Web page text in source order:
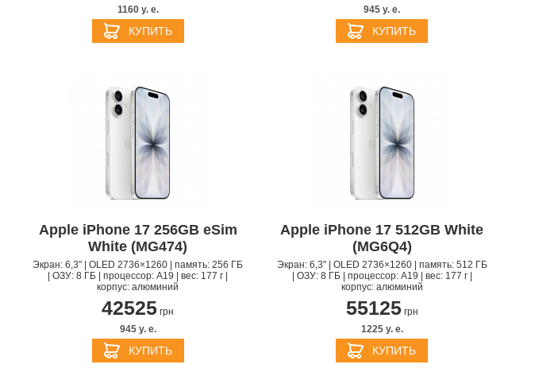
1160 y. e.
КУПИТЬ
945 y. e.
КУПИТЬ
Apple iPhone 17 256GB eSim
White (MG474)
Экран: 6,3" | OLED 2736×1260 | память: 256 ГБ
| ОЗУ: 8 ГБ | процессор: A19 | вес: 177 г |
корпус: алюминий
42525 грн
945 y. e.
КУПИТЬ
Apple iPhone 17 512GB White
(MG6Q4)
Экран: 6,3" | OLED 2736×1260 | память: 512 ГБ
| ОЗУ: 8 ГБ | процессор: A19 | вес: 177 г |
корпус: алюминий
55125грн
1225 y. e.
КУПИТЬ